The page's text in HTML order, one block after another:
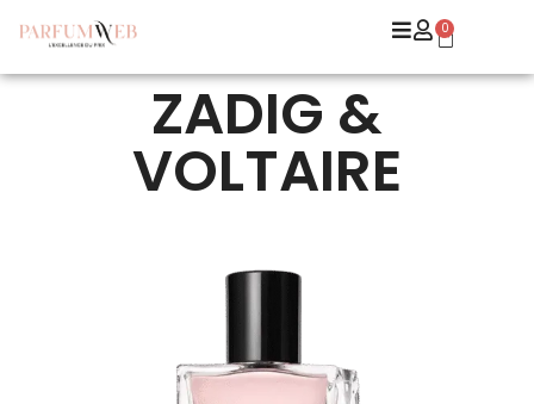
0
ZADIG &
VOLTAIRE